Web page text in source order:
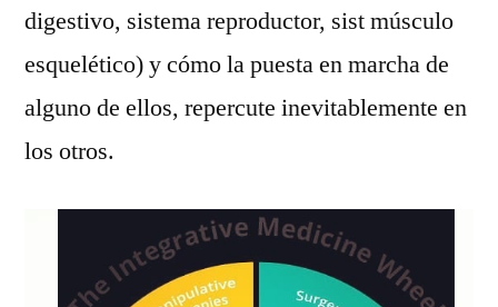
digestivo, sistema reproductor, sist músculo
esquelético) y cómo la puesta en marcha de
alguno de ellos, repercute inevitablemente en
los otros.